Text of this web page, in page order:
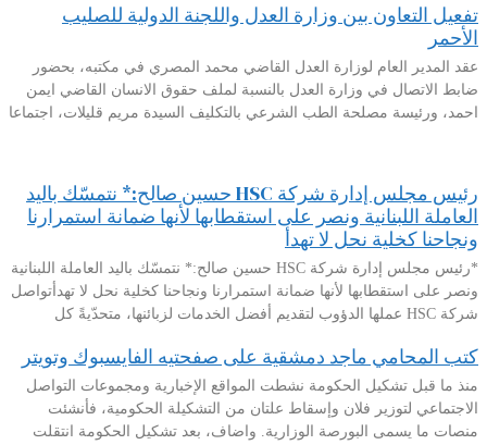
تفعيل التعاون بين وزارة العدل واللجنة الدولية للصليب
الأحمر
عقد المدير العام لوزارة العدل القاضي محمد المصري في مكتبه، بحضور
ضابط الاتصال في وزارة العدل بالنسبة لملف حقوق الانسان القاضي ايمن
احمد، ورئيسة مصلحة الطب الشرعي بالتكليف السيدة مريم قليلات، اجتماعا
رئيس مجلس إدارة شركة HSC حسين صالح:* نتمسّك باليد
العاملة اللبنانية ونصر على استقطابها لأنها ضمانة استمرارنا
ونجاحنا كخلية نحل لا تهدأ
*رئيس مجلس إدارة شركة HSC حسين صالح:* نتمسّك باليد العاملة اللبنانية
ونصر على استقطابها لأنها ضمانة استمرارنا ونجاحنا كخلية نحل لا تهدأتواصل
شركة HSC عملها الدؤوب لتقديم أفضل الخدمات لزبائنها، متحدّيةً كل
كتب المحامي ماجد دمشقية على صفحتيه الفايسبوك وتويتر
منذ ما قبل تشكيل الحكومة نشطت المواقع الإخبارية ومجموعات التواصل
الاجتماعي لتوزير فلان وإسقاط علتان من التشكيلة الحكومية، فأنشئت
منصات ما يسمى البورصة الوزارية. واضاف، بعد تشكيل الحكومة انتقلت